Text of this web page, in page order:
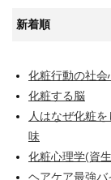
新着順
化粧行動の社
化粧する脳
人はなぜ化粧
味
化粧心理学(資
ヘアケア最強バ